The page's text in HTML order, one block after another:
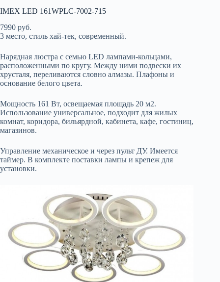
IMEX LED 161WPLC-7002-715
7990 руб.
3 место, стиль хай-тек, современный.
Нарядная люстра с семью LED лампами-кольцами,
расположенными по кругу. Между ними подвески их
хрусталя, переливаются словно алмазы. Плафоны и
основание белого цвета.
Мощность 161 Вт, освещаемая площадь 20 м2.
Использование универсальное, подходит для жилых
комнат, коридора, бильярдной, кабинета, кафе, гостиниц,
магазинов.
Управление механическое и через пульт ДУ. Имеется
таймер. В комплекте поставки лампы и крепеж для
установки.